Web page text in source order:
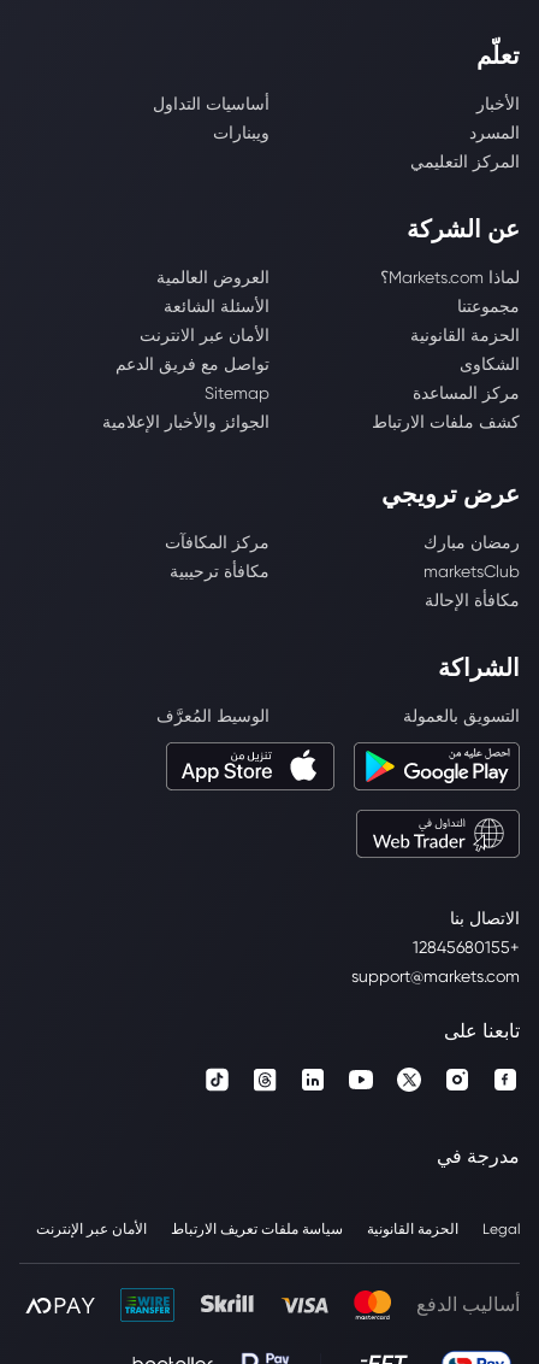
الاتصال بنا
+12845680155
support@markets.com
تعلّم
الأخبار
أساسيات التداول
المسرد
ويبنارات
المركز التعليمي
عن الشركة
لماذا Markets.com؟
العروض العالمية
مجموعتنا
الأسئلة الشائعة
الحزمة القانونية
الأمان عبر الانترنت
الشكاوى
تواصل مع فريق الدعم
مركز المساعدة
Sitemap
كشف ملفات الارتباط
الجوائز والأخبار الإعلامية
عرض ترويجي
رمضان مبارك
مركز المكافآت
marketsClub
مكافأة ترحيبية
مكافأة الإحالة
الشراكة
التسويق بالعمولة الوسيط المُعرَّف
تابعنا على
مدرجة في
Legal الحزمة القانونية سياسة ملفات تعريف الارتباط الأمان عبر الإنترنت
أساليب الدفع